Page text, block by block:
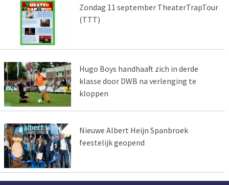
Zondag 11 september TheaterTrapTour
(TTT)
Hugo Boys handhaaft zich in derde
klasse door DWB na verlenging te
kloppen
Nieuwe Albert Heijn Spanbroek
feestelijk geopend